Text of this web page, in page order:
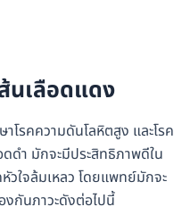
นเลือดแดง
โรคความดันโลหิตสูง และโรค
ดำ มักจะมีประสิทธิภาพดีใน
หัวใจล้มเหลว โดยแพทย์มักจะ
งกันภาวะดังต่อไปนี้